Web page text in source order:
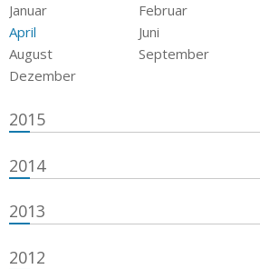
Januar Februar
April
Juni
August
September
Dezember
2015
2014
2013
2012